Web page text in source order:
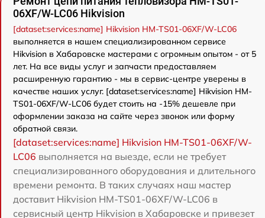
06XF/W-LC06 Hikvision
[dataset:services:name] Hikvision HM-TS01-06XF/W-LC06
выполняется в нашем специализированном сервисе
Hikvision в Хабаровске мастерами с огромным опытом - от 5
лет. На все виды услуг и запчасти предоставляем
расширенную гарантию - мы в сервис-центре уверены в
качестве наших услуг. [dataset:services:name] Hikvision HM-
TS01-06XF/W-LC06 будет стоить на -15% дешевле при
оформлении заказа на сайте через звонок или форму
обратной связи.
[dataset:services:name] Hikvision HM-TS01-06XF/W-
LC06 выполняется на выезде, если не требует
специализированного оборудования и длительного
времени ремонта. В таких случаях наш мастер
доставит Hikvision HM-TS01-06XF/W-LC06 в
сервисный центр Hikvision в Хабаровске и привезет